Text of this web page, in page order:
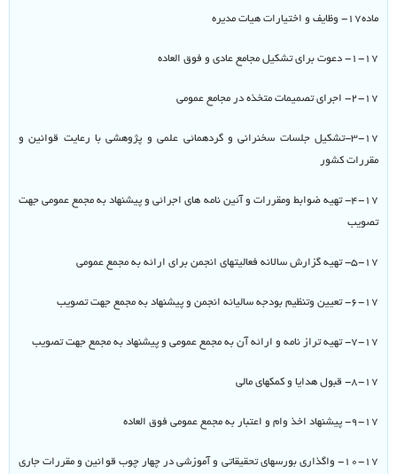
ماده۱۷- وظایف و اختیارات هیات مدیره
۱-۱۷- دعوت برای تشکیل مجامع عادی و فوق العاده
۲-۱۷- اجرای تصمیمات متخذه در مجامع عمومی
۳-۱۷-تشکیل جلسات سخنرانی و گردهمائی علمی و پژوهشی با رعایت قوانین و
مقررات کشور
۴-۱۷- تهیه ضوابط ومقررات و آئین نامه های اجرائی و پیشنهاد به مجمع عمومی جهت
تصویب
۵-۱۷- تهیه گزارش سالانه فعالیتهای انجمن برای ارائه به مجمع عمومی
۶-۱۷- تعیین وتنظیم بودجه سالیانه انجمن و پیشنهاد به مجمع جهت تصویب
۷-۱۷- تهیه تراز نامه و ارائه آن به مجمع عمومی و پیشنهاد به مجمع جهت تصویب
۸-۱۷- قبول هدایا و کمکهای مالی
۹-۱۷- پیشنهاد اخذ وام و اعتبار به مجمع عمومی فوق العاده
۱۰-۱۷- واگذاری بورسهای تحقیقاتی و آموزشی در چهار چوب قوانین و مقررات جاری